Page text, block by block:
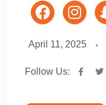
April 11, 2025
Follow Us: